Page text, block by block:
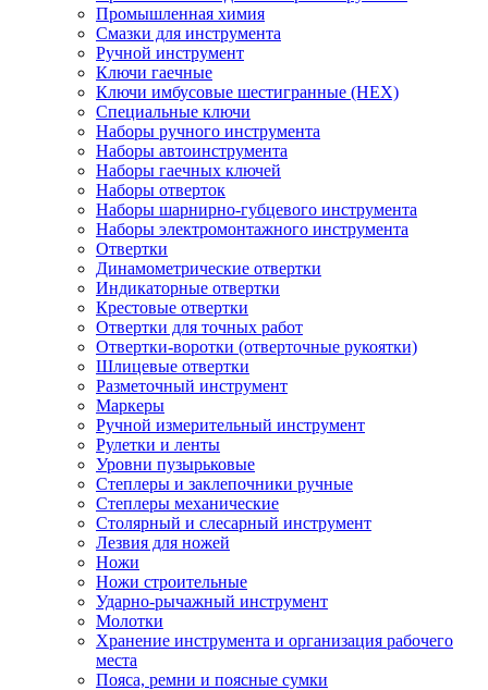
Промышленная химия
Смазки для инструмента
Ручной инструмент
Ключи гаечные
Ключи имбусовые шестигранные (HEX)
Специальные ключи
Наборы ручного инструмента
Наборы автоинструмента
Наборы гаечных ключей
Наборы отверток
Наборы шарнирно-губцевого инструмента
Наборы электромонтажного инструмента
Отвертки
Динамометрические отвертки
Индикаторные отвертки
Крестовые отвертки
Отвертки для точных работ
Отвертки-воротки (отверточные рукоятки)
Шлицевые отвертки
Разметочный инструмент
Маркеры
Ручной измерительный инструмент
Рулетки и ленты
Уровни пузырьковые
Степлеры и заклепочники ручные
Степлеры механические
Столярный и слесарный инструмент
Лезвия для ножей
Ножи
Ножи строительные
Ударно-рычажный инструмент
Молотки
Хранение инструмента и организация рабочего
места
Пояса, ремни и поясные сумки